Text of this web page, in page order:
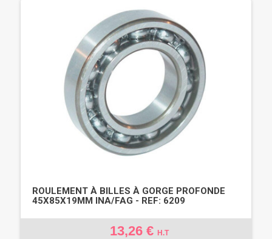
ROULEMENT À BILLES À GORGE PROFONDE
45X85X19MM INA/FAG - REF: 6209
13,26 € H.T